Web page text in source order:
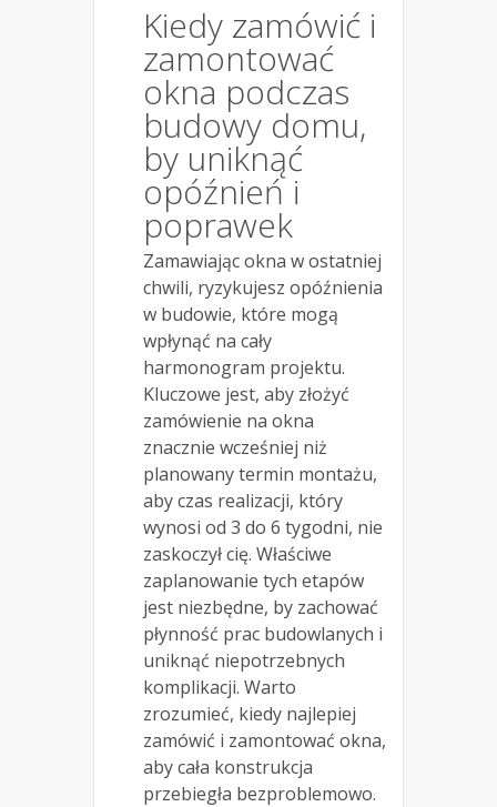
Kiedy zamówić i
zamontować
okna podczas
budowy domu,
by uniknąć
opóźnień i
poprawek
Zamawiając okna w ostatniej
chwili, ryzykujesz opóźnienia
w budowie, które mogą
wpłynąć na cały
harmonogram projektu.
Kluczowe jest, aby złożyć
zamówienie na okna
znacznie wcześniej niż
planowany termin montażu,
aby czas realizacji, który
wynosi od 3 do 6 tygodni, nie
zaskoczył cię. Właściwe
zaplanowanie tych etapów
jest niezbędne, by zachować
płynność prac budowlanych i
uniknąć niepotrzebnych
komplikacji. Warto
zrozumieć, kiedy najlepiej
zamówić i zamontować okna,
aby cała konstrukcja
przebiegła bezproblemowo.